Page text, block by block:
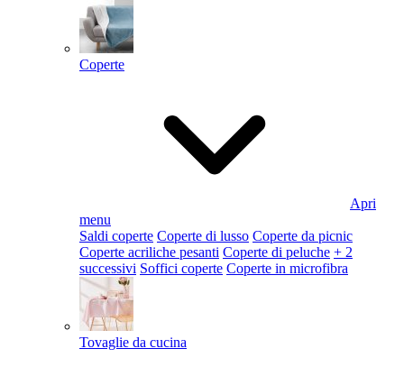
Coperte
Apri
menu
Saldi coperte Coperte di lusso Coperte da picnic
Coperte acriliche pesanti Coperte di peluche + 2
successivi Soffici coperte Coperte in microfibra
Tovaglie da cucina